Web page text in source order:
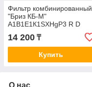
Фильтр комбинированный
"Бриз КБ-М"
А1В1Е1К1SXHgP3 R D
14 200 ₸
Купить